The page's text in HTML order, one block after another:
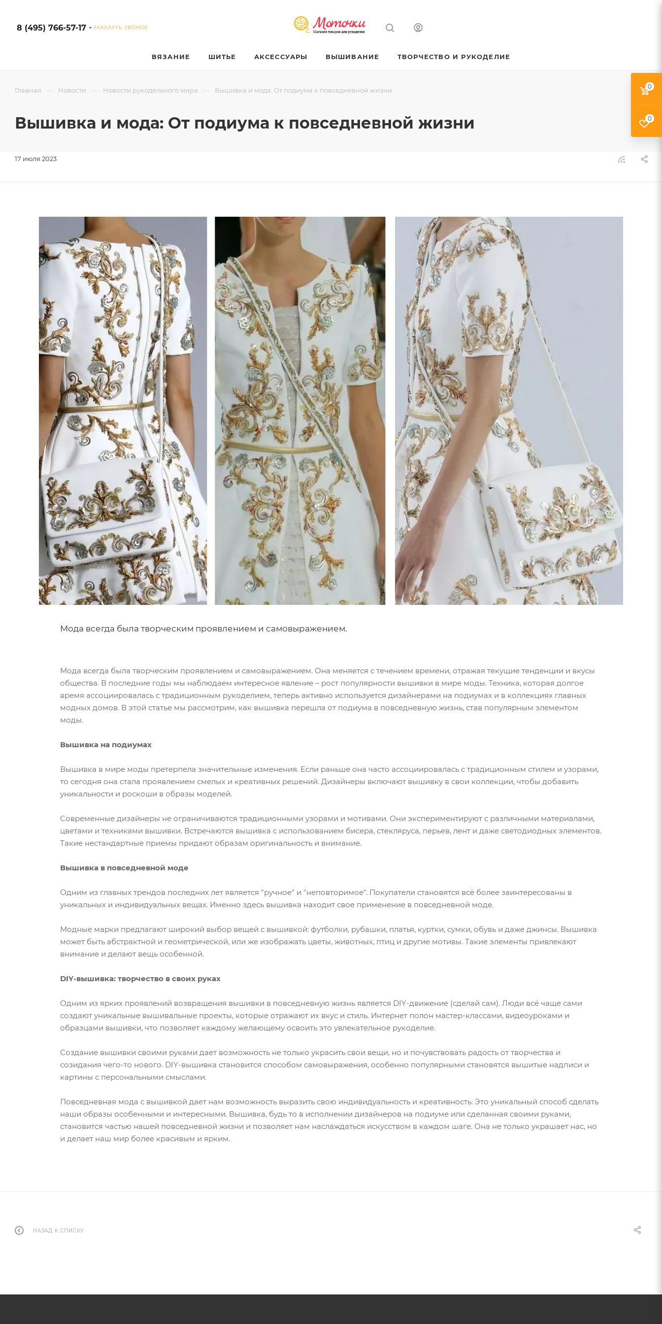
8 (495) 766-57-17 ЗАКАЗАТЬ ЗВОНОК
ВЯЗАНИЕ ШИТЬЕ АКСЕССУАРЫ ВЫШИВАНИЕ ТВОРЧЕСТВО И РУКОДЕЛИЕ
Главная — Новости — Новости рукодельного мира — Вышивка и мода: От подиума к повседневной жизни
Вышивка и мода: От подиума к повседневной жизни
17 июля 2023
Мода всегда была творческим проявлением и самовыражением.
Мода всегда была творческим проявлением и самовыражением. Она меняется с течением времени, отражая текущие тенденции и вкусы
общества. В последние годы мы наблюдаем интересное явление – рост популярности вышивки в мире моды. Техника, которая долгое
время ассоциировалась с традиционным рукоделием, теперь активно используется дизайнерами на подиумах и в коллекциях главных
модных домов. В этой статье мы рассмотрим, как вышивка перешла от подиума в повседневную жизнь, став популярным элементом
моды.
Вышивка на подиумах
Вышивка в мире моды претерпела значительные изменения. Если раньше она часто ассоциировалась с традиционным стилем и узорами,
то сегодня она стала проявлением смелых и креативных решений. Дизайнеры включают вышивку в свои коллекции, чтобы добавить
уникальности и роскоши в образы моделей.
Современные дизайнеры не ограничиваются традиционными узорами и мотивами. Они экспериментируют с различными материалами,
цветами и техниками вышивки. Встречаются вышивка с использованием бисера, стекляруса, перьев, лент и даже светодиодных элементов.
Такие нестандартные приемы придают образам оригинальность и внимание.
Вышивка в повседневной моде
Одним из главных трендов последних лет является "ручное" и "неповторимое". Покупатели становятся всё более заинтересованы в
уникальных и индивидуальных вещах. Именно здесь вышивка находит свое применение в повседневной моде.
Модные марки предлагают широкий выбор вещей с вышивкой: футболки, рубашки, платья, куртки, сумки, обувь и даже джинсы. Вышивка
может быть абстрактной и геометрической, или же изображать цветы, животных, птиц и другие мотивы. Такие элементы привлекают
внимание и делают вещь особенной.
DIY-вышивка: творчество в своих руках
Одним из ярких проявлений возвращения вышивки в повседневную жизнь является DIY-движение (сделай сам). Люди всё чаще сами
создают уникальные вышивальные проекты, которые отражают их вкус и стиль. Интернет полон мастер-классами, видеоуроками и
образцами вышивки, что позволяет каждому желающему освоить это увлекательное рукоделие.
Создание вышивки своими руками дает возможность не только украсить свои вещи, но и почувствовать радость от творчества и
созидания чего-то нового. DIY-вышивка становится способом самовыражения, особенно популярными становятся вышитые надписи и
картины с персональными смыслами.
Повседневная мода с вышивкой дает нам возможность выразить свою индивидуальность и креативность. Это уникальный способ сделать
наши образы особенными и интересными. Вышивка, будь то в исполнении дизайнеров на подиуме или сделанная своими руками,
становится частью нашей повседневной жизни и позволяет нам наслаждаться искусством в каждом шаге. Она не только украшает нас, но
и делает наш мир более красивым и ярким.
НАЗАД К СПИСКУ
0
0